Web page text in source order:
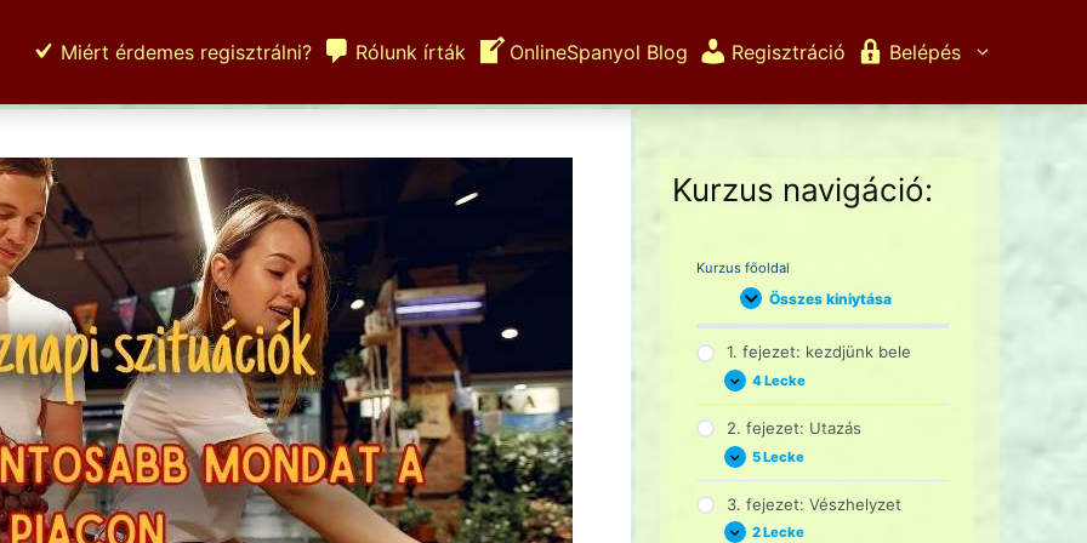
Miért érdemes regisztrálni? Rólunk írták OnlineSpanyol Blog Regisztráció Belépés
Kurzus navigáció:
Kurzus főoldal
Összes kiniytása
Fejezet
1. fejezet: kezdjünk bele
Kinyitás
1.
fejezet:
kezdjünk
bele
4 Lecke
2. fejezet: Utazás
Kinyitás
2.
fejezet:
Utazás
5 Lecke
3. fejezet: Vészhelyzet
Kinyitás
3.
2 Lecke